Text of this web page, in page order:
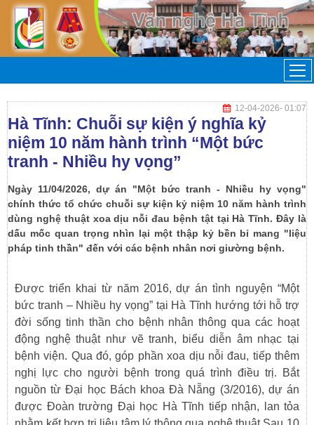
12-04-2026- 01:07
Hà Tĩnh: Chuỗi sự kiện ý nghĩa kỷ
niệm 10 năm hành trình “Một bức
tranh - Nhiều hy vọng”
Ngày 11/04/2026, dự án "Một bức tranh - Nhiều hy vọng"
chính thức tổ chức chuỗi sự kiện kỷ niệm 10 năm hành trình
dùng nghệ thuật xoa dịu nỗi đau bệnh tật tại Hà Tĩnh. Đây là
dấu mốc quan trọng nhìn lại một thập kỷ bền bỉ mang "liệu
pháp tinh thần" đến với các bệnh nhân nơi giường bệnh.
Được triển khai từ năm 2016, dự án tình nguyện “Một
bức tranh – Nhiều hy vọng” tại Hà Tĩnh hướng tới hỗ trợ
đời sống tinh thần cho bệnh nhân thông qua các hoạt
động nghệ thuật như vẽ tranh, biểu diễn âm nhạc tại
bệnh viện. Qua đó, góp phần xoa dịu nỗi đau, tiếp thêm
nghị lực cho người bệnh trong quá trình điều trị. Bắt
nguồn từ Đại học Bách khoa Đà Nẵng (3/2016), dự án
được Đoàn trường Đại học Hà Tĩnh tiếp nhận, lan tỏa